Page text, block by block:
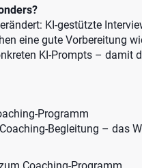
KI-gestützte
eine gute Vorbereitung
KI-Prompts – damit
Programm
Begleitung – das